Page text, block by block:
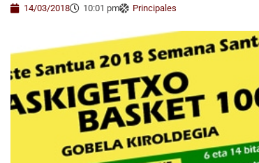
14/03/2018 10:01 pm Principales